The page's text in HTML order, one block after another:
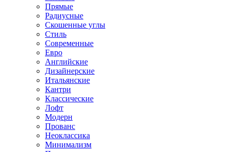
Прямые
Радиусные
Скошенные углы
Стиль
Современные
Евро
Английские
Дизайнерские
Итальянские
Кантри
Классические
Лофт
Модерн
Прованс
Неоклассика
Минимализм